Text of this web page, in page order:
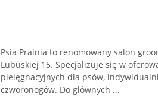
Psia Pralnia to renomowany salon
Lubuskiej 15. Specjalizuje się w
pielęgnacyjnych dla psów,
czworonogów. Do głównych ...